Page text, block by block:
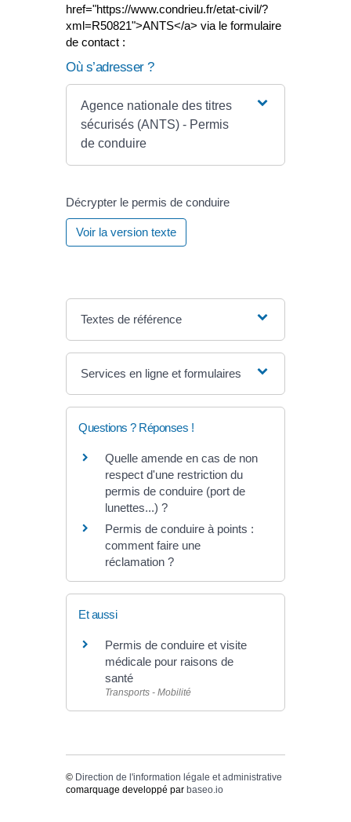
href="https://www.condrieu.fr/etat-civil/?
xml=R50821">ANTS</a> via le formulaire
de contact :
Où s’adresser ?
Agence nationale des titres
sécurisés (ANTS) - Permis
de conduire
Décrypter le permis de conduire
Voir la version texte
Textes de référence
Services en ligne et formulaires
Questions ? Réponses !
Quelle amende en cas de non
respect d'une restriction du
permis de conduire (port de
lunettes...) ?
Permis de conduire à points :
comment faire une
réclamation ?
Et aussi
Permis de conduire et visite
médicale pour raisons de
santé
Transports - Mobilité
© Direction de l'information légale et administrative
comarquage developpé par baseo.io